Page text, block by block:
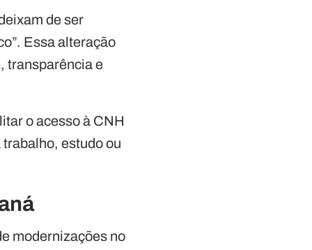
de ser
Essa alteração
transparência e
o acesso à CNH
estudo ou
modernizações no